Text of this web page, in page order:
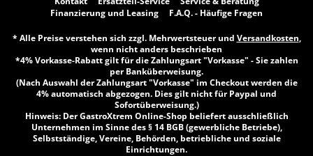
Finanzierung und Leasing
F.A.Q. - Häufige Fragen
* Alle Preise verstehen sich zzgl. Mehrwertsteuer und Versandkosten,
wenn nicht anders beschrieben
*4% Vorkasse-Rabatt gilt für die Zahlungsart "Vorkasse" - Sie zahlen
per Banküberweisung.
(Nach Auswahl der Zahlungsart "Vorkasse" im Checkout werden die
4% automatisch abgezogen. Dies gilt nicht für Paypal und
Sofortüberweisung.)
Hinweis: Der GastroXtrem Online-Shop beliefert ausschließlich
Unternehmen im Sinne des § 14 BGB (gewerbliche Betriebe),
Selbstständige, Vereine, Behörden, betriebliche und soziale
Einrichtungen.